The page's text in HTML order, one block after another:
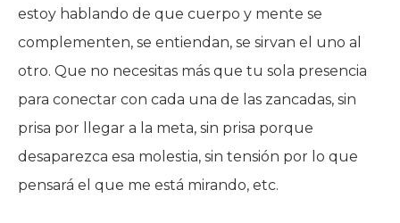
estoy hablando de que cuerpo y mente se
complementen, se entiendan, se sirvan el uno al
otro. Que no necesitas más que tu sola presencia
para conectar con cada una de las zancadas, sin
prisa por llegar a la meta, sin prisa porque
desaparezca esa molestia, sin tensión por lo que
pensará el que me está mirando, etc.